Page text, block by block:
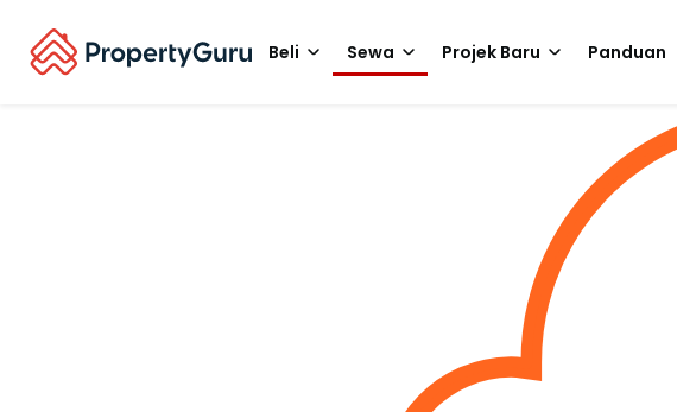
Beli Sewa Projek Baru Panduan